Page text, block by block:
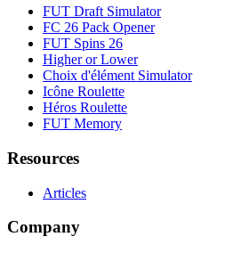
FUT Draft Simulator
FC 26 Pack Opener
FUT Spins 26
Higher or Lower
Choix d'élément Simulator
Icône Roulette
Héros Roulette
FUT Memory
Resources
Articles
Company